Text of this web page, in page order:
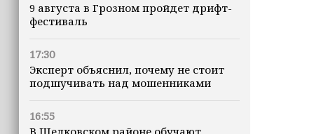
9 августа в Грозном пройдет дрифт-
фестиваль
17:30
Эксперт объяснил, почему не стоит
подшучивать над мошенниками
16:55
В Шелковском районе обучают